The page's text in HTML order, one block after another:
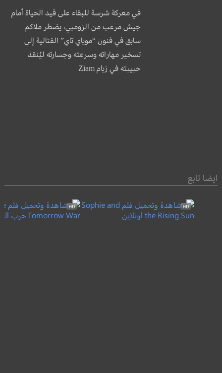
في معركة شرسة للبقاء على قيد الحياة أمام
جيش مرعب من الزومبي، يضطر ملاكم
سابق في فنون “موياي تاي” القتالية إلى
تسخير مهاراته وسرعته وجسارته ليُنقذ
حبيبته في زيام Ziam
ايضا تابع